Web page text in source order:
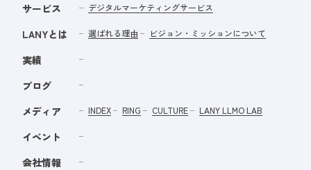
サービス デジタルマーケティングサービス
LANYとは 選ばれる理由 ビジョン・ミッションについて
実績
ブログ
メディア
INDEX RING CULTURE LANY LLMO LAB
イベント
会社情報